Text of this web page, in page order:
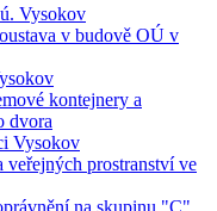
Vysokov
v budově OÚ v
kontejnery a
dvora
Vysokov
prostranství ve
na skupinu "C"